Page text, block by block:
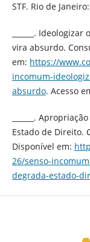
STF. Rio de
______.
vira absurdo.
em: https://
incomum-
absurdo. Acesso
______.
Estado de Direito.
Disponível em:
26/senso-
degrada-estado-